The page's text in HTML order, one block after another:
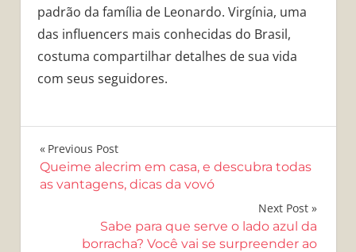
padrão da família de Leonardo. Virgínia, uma
das influencers mais conhecidas do Brasil,
costuma compartilhar detalhes de sua vida
com seus seguidores.
Navegação
de
Previous Post
Queime alecrim em casa, e descubra todas
as vantagens, dicas da vovó
Next Post
Sabe para que serve o lado azul da
borracha? Você vai se surpreender ao